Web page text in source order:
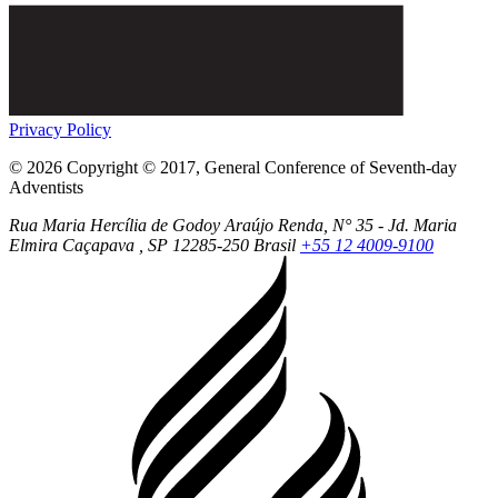
Privacy Policy
© 2026 Copyright © 2017, General Conference of Seventh-day
Adventists
Rua Maria Hercília de Godoy Araújo Renda, N° 35 - Jd. Maria
Elmira Caçapava , SP 12285-250 Brasil +55 12 4009-9100